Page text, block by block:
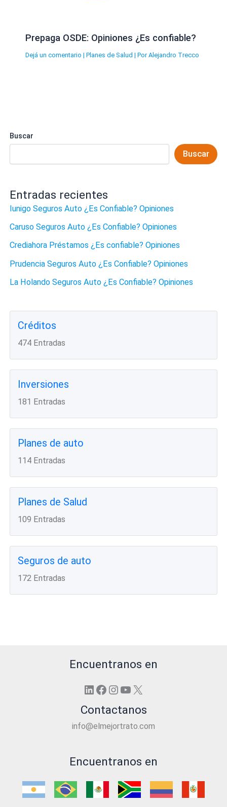
Prepaga OSDE: Opiniones ¿Es confiable?
Dejá un comentario | Planes de Salud | Por Alejandro Trecco
Buscar
Buscar
Entradas recientes
Iunigo Seguros Auto ¿Es Confiable? Opiniones
Caruso Seguros Auto ¿Es Confiable? Opiniones
Crediahora Préstamos ¿Es confiable? Opiniones
Prudencia Seguros Auto ¿Es Confiable? Opiniones
La Holando Seguros Auto ¿Es Confiable? Opiniones
Créditos
474 Entradas
Inversiones
181 Entradas
Planes de auto
114 Entradas
Planes de Salud
109 Entradas
Seguros de auto
172 Entradas
Encuentranos en
LinkedIn
Facebook
Instagram
YouTube
X
Contactanos
info@elmejortrato.com
Encuentranos en